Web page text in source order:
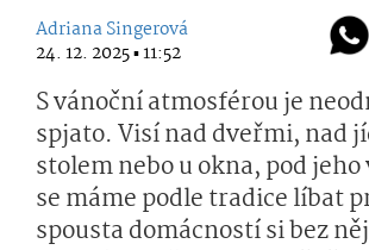
Adriana Singerová
24. 12. 2025 ▪ 11:52
S vánoční atmosférou je
spjato. Visí nad dveřmi, nad
stolem nebo u okna, pod
se máme podle tradice líbat
spousta domácností si bez